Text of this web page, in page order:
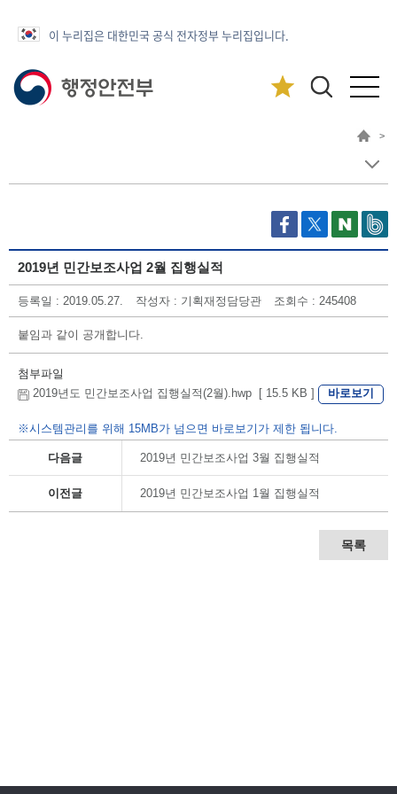
이 누리집은 대한민국 공식 전자정부 누리집입니다.
>
2019년 민간보조사업 2월 집행실적
등록일 : 2019.05.27. 작성자 : 기획재정담당관 조회수 : 245408
붙임과 같이 공개합니다.
첨부파일
2019년도 민간보조사업 집행실적(2월).hwp [ 15.5 KB ]
바로보기
※시스템관리를 위해 15MB가 넘으면 바로보기가 제한 됩니다.
다음글 2019년 민간보조사업 3월 집행실적
이전글 2019년 민간보조사업 1월 집행실적
목록